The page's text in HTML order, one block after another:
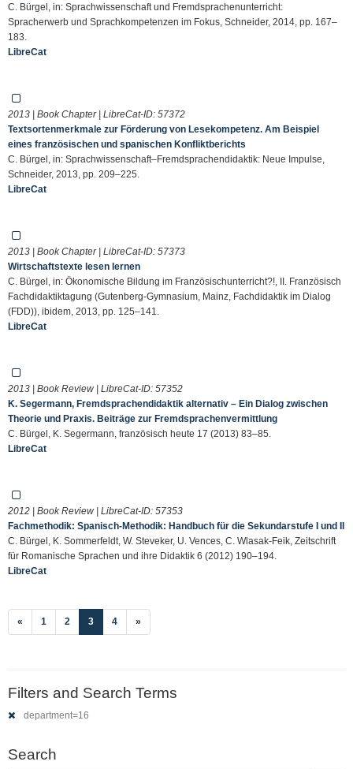
C. Bürgel, in: Sprachwissenschaft und Fremdsprachenunterricht:
Spracherwerb und Sprachkompetenzen im Fokus, Schneider, 2014, pp. 167–
183.
LibreCat
2013 | Book Chapter | LibreCat-ID: 57372
Textsortenmerkmale zur Förderung von Lesekompetenz. Am Beispiel
eines französischen und spanischen Konfliktberichts
C. Bürgel, in: Sprachwissenschaft–Fremdsprachendidaktik: Neue Impulse,
Schneider, 2013, pp. 209–225.
LibreCat
2013 | Book Chapter | LibreCat-ID: 57373
Wirtschaftstexte lesen lernen
C. Bürgel, in: Ökonomische Bildung im Französischunterricht?!, II. Französisch
Fach­didaktiktagung (Gutenberg-Gymnasium, Mainz, Fachdidaktik im Dialog
(FDD)), ibidem, 2013, pp. 125–141.
LibreCat
2013 | Book Review | LibreCat-ID: 57352
K. Segermann, Fremdsprachendidaktik alternativ – Ein Dialog zwischen
Theorie und Praxis. Beiträge zur Fremdsprachenvermittlung
C. Bürgel, K. Segermann, französisch heute 17 (2013) 83–85.
LibreCat
2012 | Book Review | LibreCat-ID: 57353
Fachmethodik: Spanisch-Methodik: Handbuch für die Sekundarstufe I und II
C. Bürgel, K. Sommerfeldt, W. Steveker, U. Vences, C. Wlasak-Feik, Zeitschrift
für Romanische Sprachen und ihre Didaktik 6 (2012) 190–194.
LibreCat
« 1 2 3(current)
4 »
Filters and Search Terms
department=16
Search